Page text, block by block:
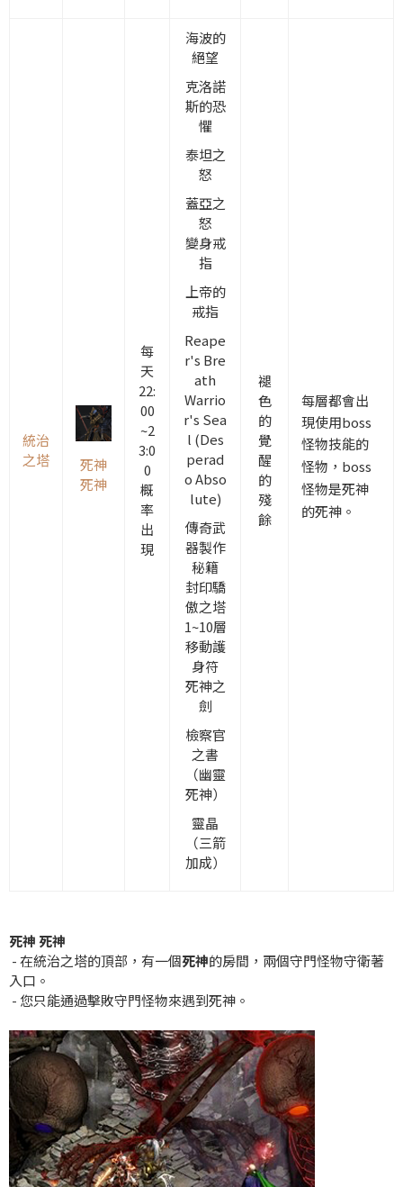
統治
之塔
死神
死神
每
天
22:
00
~2
3:0
0
概
率
出
現
海波的
絕望
克洛諾
斯的恐
懼
泰坦之
怒
蓋亞之
怒
變身戒
指
上帝的
戒指
Reape
r's Bre
ath
Warrio
r's Sea
l (Des
perad
o Abso
lute)
傳奇武
器製作
秘籍
封印驕
傲之塔
1~10層
移動護
身符
死神之
劍
檢察官
之書
（幽靈
死神）
靈晶
（三箭
加成）
褪
色
的
覺
醒
的
殘
餘
每層都會出
現使用boss
怪物技能的
怪物 ， boss
怪物是死神
的死神。
死神 死神
- 在統治之塔的頂部，有一個死神的房間，兩個守門怪物守衛著
入口。
- 您只能通過擊敗守門怪物來遇到死神。